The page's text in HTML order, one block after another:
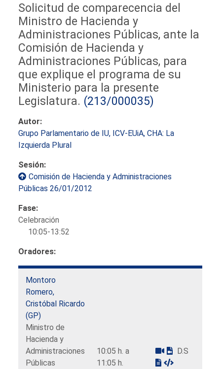
Solicitud de comparecencia del
Ministro de Hacienda y
Administraciones Públicas, ante la
Comisión de Hacienda y
Administraciones Públicas, para
que explique el programa de su
Ministerio para la presente
Legislatura. (213/000035)
Autor:
Grupo Parlamentario de IU, ICV-EUiA, CHA: La
Izquierda Plural
Sesión:
Comisión de Hacienda y Administraciones
Públicas 26/01/2012
Fase:
Celebración
10:05-13:52
Oradores:
Montoro
Romero,
Cristóbal Ricardo
(GP)
Ministro de
Hacienda y
Administraciones
Públicas
10:05 h. a
11:05 h.
D.S